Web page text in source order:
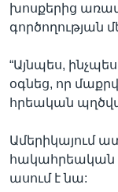
խոսքերից
գործողության
“Այնպես,
օգնեց, որ
հրեական
Ամերիկայում
հակահրեական
ասում է նա: